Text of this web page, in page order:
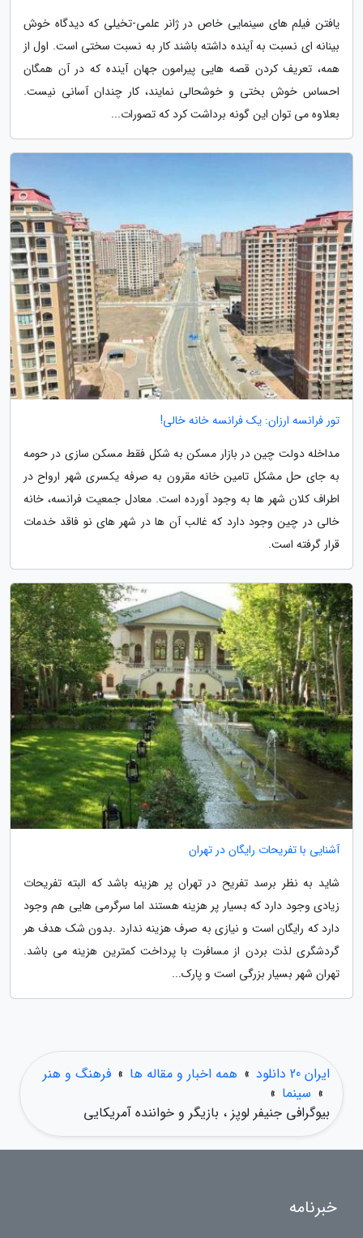
یافتن فیلم های سینمایی خاص در ژانر علمی-تخیلی که دیدگاه خوش
بینانه ای نسبت به آینده داشته باشند کار به نسبت سختی است. اول از
همه، تعریف کردن قصه هایی پیرامون جهان آینده که در آن همگان
احساس خوش بختی و خوشحالی نمایند، کار چندان آسانی نیست.
بعلاوه می توان این گونه برداشت کرد که تصورات...
تور فرانسه ارزان: یک فرانسه خانه خالی!
مداخله دولت چین در بازار مسکن به شکل فقط مسکن سازی در حومه
به جای حل مشکل تامین خانه مقرون به صرفه یکسری شهر ارواح در
اطراف کلان شهر ها به وجود آورده است. معادل جمعیت فرانسه، خانه
خالی در چین وجود دارد که غالب آن ها در شهر های نو فاقد خدمات
قرار گرفته است.
آشنایی با تفریحات رایگان در تهران
شاید به نظر برسد تفریح در تهران پر هزینه باشد که البته تفریحات
زیادی وجود دارد که بسیار پر هزینه هستند اما سرگرمی هایی هم وجود
دارد که رایگان است و نیازی به صرف هزینه ندارد .بدون شک هدف هر
گردشگری لذت بردن از مسافرت با پرداخت کمترین هزینه می باشد.
تهران شهر بسیار بزرگی است و پارک...
ایران 20 دانلود » همه اخبار و مقاله ها » فرهنگ و هنر
» سینما »
بیوگرافی جنیفر لوپز ، بازیگر و خواننده آمریکایی
خبرنامه